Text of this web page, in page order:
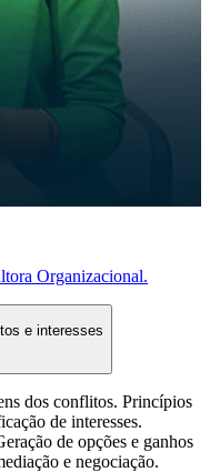
Organizacional.
e interesses
dos conflitos. Princípios
de interesses.
de opções e ganhos
e negociação.